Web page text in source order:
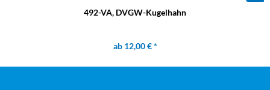
492-VA, DVGW-Kugelhahn
ab 12,00 € *